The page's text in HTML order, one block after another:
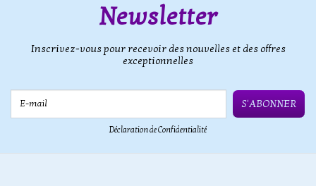
Newsletter
Inscrivez-vous pour recevoir des nouvelles et des offres
exceptionnelles
S'ABONNER
Déclaration de Confidentialité